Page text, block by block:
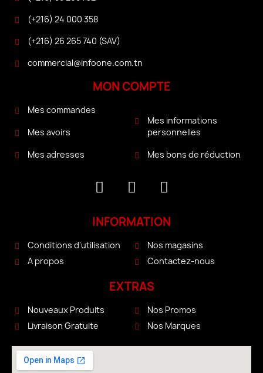
(+216) 24 000 358
(+216) 26 265 740 (SAV)
commercial@infoone.com.tn
MON COMPTE
Mes commandes
Mes avoirs
Mes adresses
Mes informations
personnelles
Mes bons de réduction
INFORMATION
Conditions d'utilisation
A propos
Nos magasins
Contactez-nous
EXTRAS
Nouveaux Produits
Livraison Gratuite
Nos Promos
Nos Marques